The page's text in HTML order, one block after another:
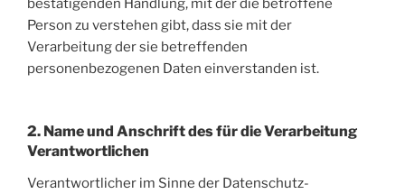
bestätigenden Handlung, mit der die betroffene
Person zu verstehen gibt, dass sie mit der
Verarbeitung der sie betreffenden
personenbezogenen Daten einverstanden ist.
2. Name und Anschrift des für die Verarbeitung
Verantwortlichen
Verantwortlicher im Sinne der Datenschutz-